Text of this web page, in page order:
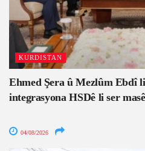
KURDISTAN
Ehmed Şera û Mezlûm Ebdî
integrasyona HSDê li ser
04/08/2026